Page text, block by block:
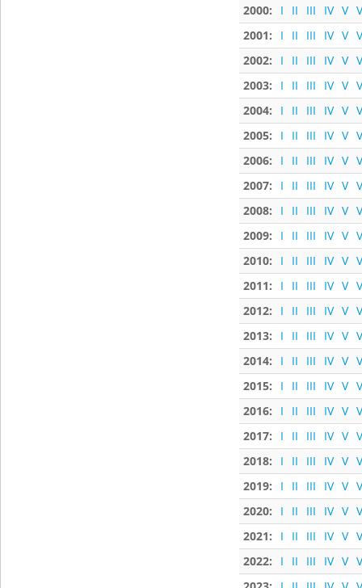
2000: I II III IV V
2001:
I II III IV V
2002:
I II III IV V
2003:
I II III IV V
2004:
I II III IV V
2005:
I II III IV V
2006:
I II III IV V
2007:
I II III IV V
2008:
I II III IV V
2009:
I II III IV V
2010:
I II III IV V
2011:
I II III IV V
2012:
I II III IV V
2013:
I II III IV V
2014:
I II III IV V
2015:
I II III IV V
2016:
I II III IV V
2017:
I II III IV V
2018:
I II III IV V
2019:
I II III IV V
2020:
I II III IV V
2021:
I II III IV V
2022:
I II III IV V